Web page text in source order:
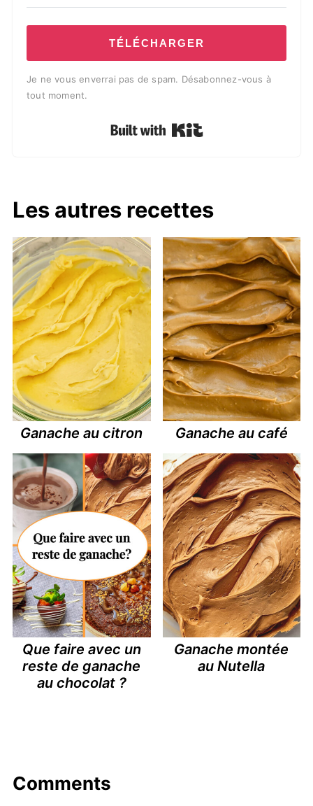
TÉLÉCHARGER
Je ne vous enverrai pas de spam. Désabonnez-vous à
tout moment.
Built with Kit
Les autres recettes
Ganache au citron Ganache au café
Que faire avec un
reste de ganache
au chocolat ?
Ganache montée
au Nutella
Comments